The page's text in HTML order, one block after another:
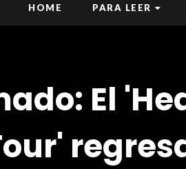
HOME PARA LEER
El